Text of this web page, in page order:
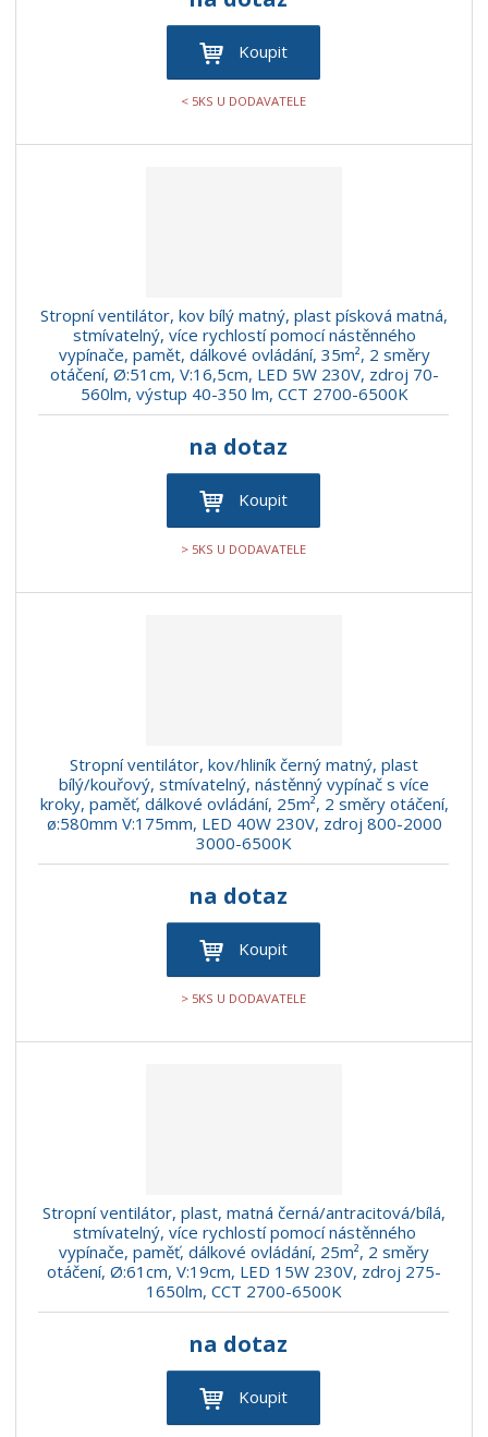
Koupit
< 5KS U DODAVATELE
Stropní ventilátor, kov bílý matný, plast písková matná,
stmívatelný, více rychlostí pomocí nástěnného
vypínače, pamět, dálkové ovládání, 35m², 2 směry
otáčení, Ø:51cm, V:16,5cm, LED 5W 230V, zdroj 70-
560lm, výstup 40-350 lm, CCT 2700-6500K
na dotaz
Koupit
> 5KS U DODAVATELE
Stropní ventilátor, kov/hliník černý matný, plast
bílý/kouřový, stmívatelný, nástěnný vypínač s více
kroky, paměť, dálkové ovládání, 25m², 2 směry otáčení,
ø:580mm V:175mm, LED 40W 230V, zdroj 800-2000
3000-6500K
na dotaz
Koupit
> 5KS U DODAVATELE
Stropní ventilátor, plast, matná černá/antracitová/bílá,
stmívatelný, více rychlostí pomocí nástěnného
vypínače, paměť, dálkové ovládání, 25m², 2 směry
otáčení, Ø:61cm, V:19cm, LED 15W 230V, zdroj 275-
1650lm, CCT 2700-6500K
na dotaz
Koupit